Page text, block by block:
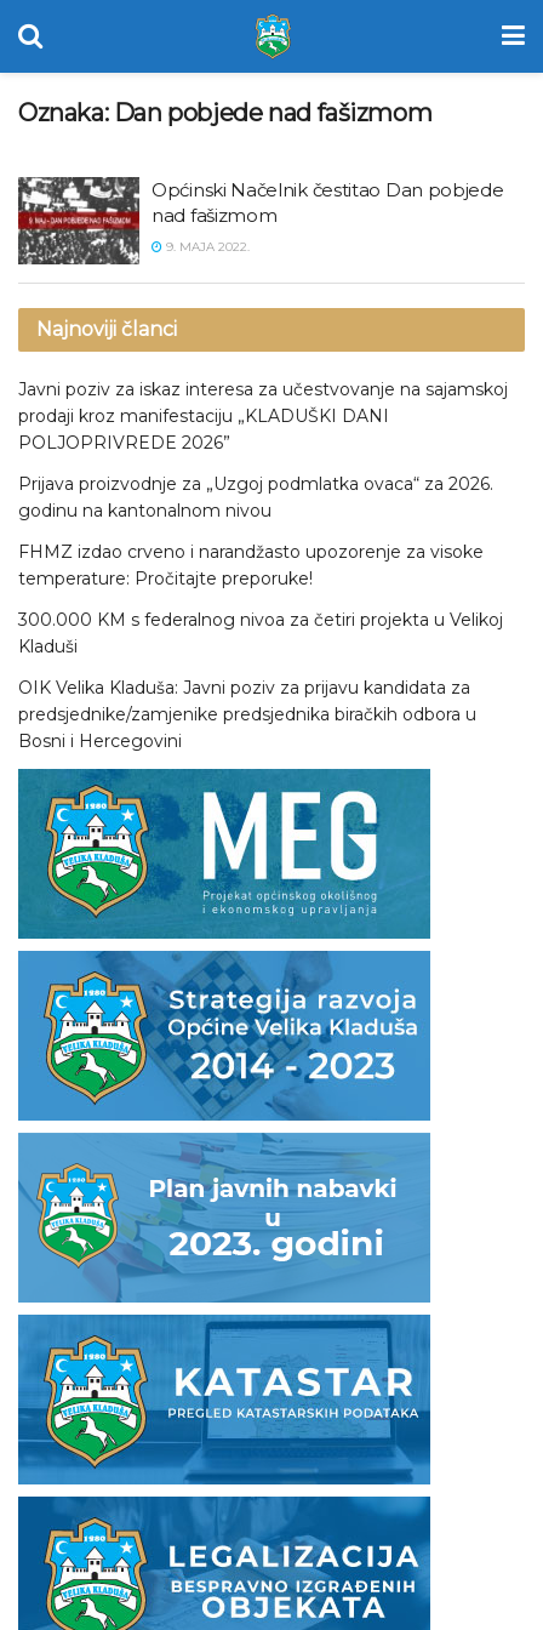
Oznaka: Dan pobjede nad fašizmom
Općinski Načelnik čestitao Dan pobjede
nad fašizmom
9. MAJA 2022.
Najnoviji članci
Javni poziv za iskaz interesa za učestvovanje na sajamskoj
prodaji kroz manifestaciju „KLADUŠKI DANI
POLJOPRIVREDE 2026”
Prijava proizvodnje za „Uzgoj podmlatka ovaca“ za 2026.
godinu na kantonalnom nivou
FHMZ izdao crveno i narandžasto upozorenje za visoke
temperature: Pročitajte preporuke!
300.000 KM s federalnog nivoa za četiri projekta u Velikoj
Kladuši
OIK Velika Kladuša: Javni poziv za prijavu kandidata za
predsjednike/zamjenike predsjednika biračkih odbora u
Bosni i Hercegovini